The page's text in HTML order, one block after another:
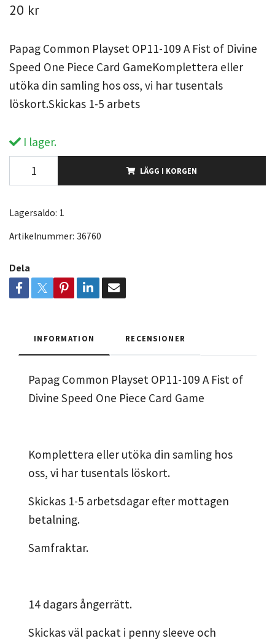
20 kr
Papag Common Playset OP11-109 A Fist of Divine
Speed One Piece Card GameKomplettera eller
utöka din samling hos oss, vi har tusentals
löskort.Skickas 1-5 arbets
I lager.
LÄGG I KORGEN
Lagersaldo: 1
Artikelnummer: 36760
Dela
INFORMATION RECENSIONER
Papag Common Playset OP11-109 A Fist of
Divine Speed One Piece Card Game
Komplettera eller utöka din samling hos
oss, vi har tusentals löskort.
Skickas 1-5 arbetsdagar efter mottagen
betalning.
Samfraktar.
14 dagars ångerrätt.
Skickas väl packat i penny sleeve och